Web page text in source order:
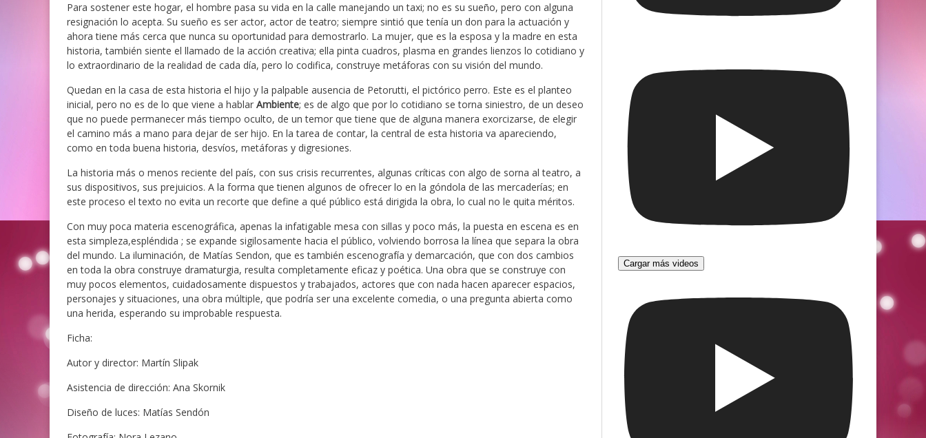
Para sostener este hogar, el hombre pasa su vida en la calle manejando un taxi; no es su sueño, pero con alguna
resignación lo acepta. Su sueño es ser actor, actor de teatro; siempre sintió que tenía un don para la actuación y
ahora tiene más cerca que nunca su oportunidad para demostrarlo. La mujer, que es la esposa y la madre en esta
historia, también siente el llamado de la acción creativa; ella pinta cuadros, plasma en grandes lienzos lo cotidiano y
lo extraordinario de la realidad de cada día, pero lo codifica, construye metáforas con su visión del mundo.
Quedan en la casa de esta historia el hijo y la palpable ausencia de Petorutti, el pictórico perro. Este es el planteo
inicial, pero no es de lo que viene a hablar Ambiente; es de algo que por lo cotidiano se torna siniestro, de un deseo
que no puede permanecer más tiempo oculto, de un temor que tiene que de alguna manera exorcizarse, de elegir
el camino más a mano para dejar de ser hijo. En la tarea de contar, la central de esta historia va apareciendo,
como en toda buena historia, desvíos, metáforas y digresiones.
La historia más o menos reciente del país, con sus crisis recurrentes, algunas críticas con algo de sorna al teatro, a
sus dispositivos, sus prejuicios. A la forma que tienen algunos de ofrecer lo en la góndola de las mercaderías; en
este proceso el texto no evita un recorte que define a qué público está dirigida la obra, lo cual no le quita méritos.
Con muy poca materia escenográfica, apenas la infatigable mesa con sillas y poco más, la puesta en escena es en
esta simpleza,espléndida ; se expande sigilosamente hacia el público, volviendo borrosa la línea que separa la obra
del mundo. La iluminación, de Matías Sendon, que es también escenografía y demarcación, que con dos cambios
en toda la obra construye dramaturgia, resulta completamente eficaz y poética. Una obra que se construye con
muy pocos elementos, cuidadosamente dispuestos y trabajados, actores que con nada hacen aparecer espacios,
personajes y situaciones, una obra múltiple, que podría ser una excelente comedia, o una pregunta abierta como
una herida, esperando su improbable respuesta.
Ficha:
Autor y director: Martín Slipak
Asistencia de dirección: Ana Skornik
Diseño de luces: Matías Sendón
Cargar más videos